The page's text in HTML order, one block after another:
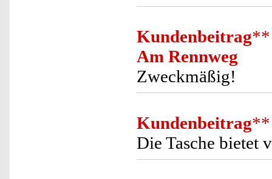
Kundenbeitrag**
Am Rennweg
Zweckmäßig!
Kundenbeitrag**
Die Tasche bietet